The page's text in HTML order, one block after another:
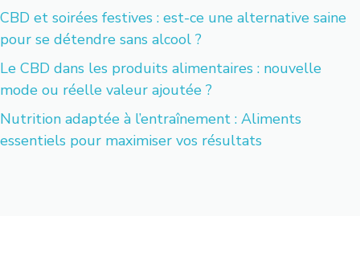
CBD et soirées festives : est-ce une alternative saine
pour se détendre sans alcool ?
Le CBD dans les produits alimentaires : nouvelle
mode ou réelle valeur ajoutée ?
Nutrition adaptée à l’entraînement : Aliments
essentiels pour maximiser vos résultats